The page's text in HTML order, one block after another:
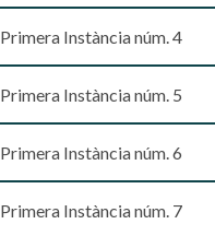
Primera Instància núm. 4
Primera Instància núm. 5
Primera Instància núm. 6
Primera Instància núm. 7